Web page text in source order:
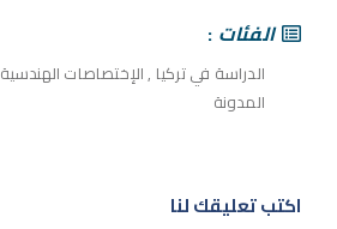
الفئات
الدراسة في تركيا ,الإختصاصات الهندسية
المدونة
اكتب تعليقك لنا